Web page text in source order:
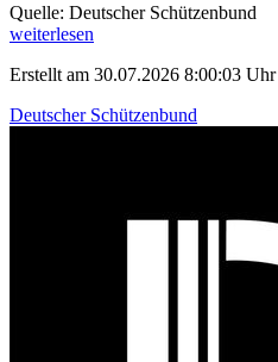
Quelle: Deutscher Schützenbund
weiterlesen
Erstellt am 30.07.2026 8:00:03
Deutscher Schützenbund